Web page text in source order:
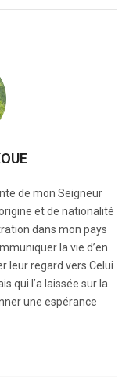
de mon Seigneur
et de nationalité
dans mon pays
la vie d’en
leur regard vers Celui
qui l’a laissée sur la
une espérance